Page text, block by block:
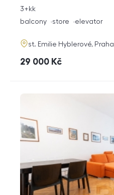
rozměry
3+kk
funkce
balcony store elevator
adresa
st. Emilie Hyblerové, Praha
cena
29 000 Kč